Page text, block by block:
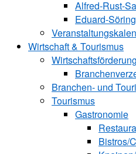
Alfred-Rust-
Eduard-
Wirtschaft & Tourismus
Wirtschaftsförderung
Branchen- und
Tourismus
Gastronomie
Bistros/